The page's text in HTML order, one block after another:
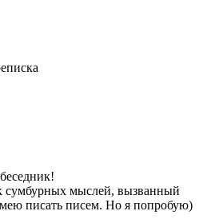
сумбурных мыслей, вызванный
писать писем. Но я попробую)